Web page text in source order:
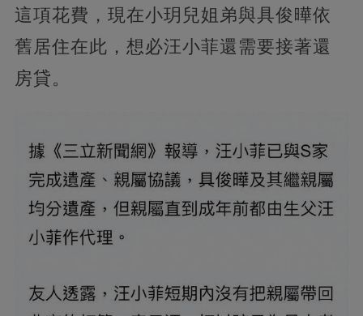
這項花費，現在小玥兒姐弟與具俊曄依
舊居住在此，想必汪小菲還需要接著還
房貸。